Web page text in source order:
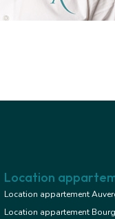
Location
Location appartement
Location appartement